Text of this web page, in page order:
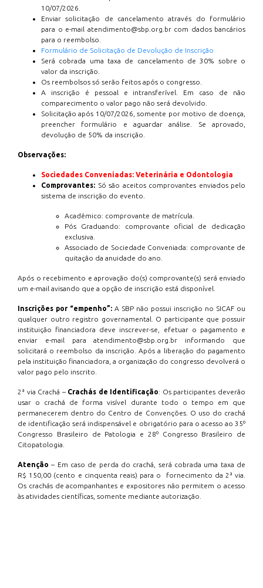
10/07/2026.
Enviar solicitação de cancelamento através do formulário
para o e-mail atendimento@sbp.org.br com dados bancários
para o reembolso.
Formulário de Solicitação de Devolução de Inscrição
Será cobrada uma taxa de cancelamento de 30% sobre o
valor da inscrição.
Os reembolsos só serão feitos após o congresso.
A inscrição é pessoal e intransferível. Em caso de não
comparecimento o valor pago não será devolvido.
Solicitação após 10/07/2026, somente por motivo de doença,
preencher formulário e aguardar análise. Se aprovado,
devolução de 50% da inscrição.
Observações:
Sociedades Conveniadas: Veterinária e Odontologia
Comprovantes: Só são aceitos comprovantes enviados pelo
sistema de inscrição do evento.
Acadêmico: comprovante de matrícula.
Pós Graduando: comprovante oficial de dedicação
exclusiva.
Associado de Sociedade Conveniada: comprovante de
quitação da anuidade do ano.
Após o recebimento e aprovação do(s) comprovante(s) será enviado
um e-mail avisando que a opção de inscrição está disponível.
Inscrições por “empenho”: A SBP não possui inscrição no SICAF ou
qualquer outro registro governamental. O participante que possuir
instituição financiadora deve inscrever-se, efetuar o pagamento e
enviar e-mail para atendimento@sbp.org.br informando que
solicitará o reembolso da inscrição. Após a liberação do pagamento
pela instituição financiadora, a organização do congresso devolverá o
valor pago pelo inscrito.
2ª via Crachá – Crachás de Identificação: Os participantes deverão
usar o crachá de forma visível durante todo o tempo em que
permanecerem dentro do Centro de Convenções. O uso do crachá
de identificação será indispensável e obrigatório para o acesso ao 35º
Congresso Brasileiro de Patologia e 28º Congresso Brasileiro de
Citopatologia.
Atenção – Em caso de perda do crachá, será cobrada uma taxa de
R$ 150,00 (cento e cinquenta reais) para o fornecimento da 2ª via.
Os crachás de acompanhantes e expositores não permitem o acesso
às atividades científicas, somente mediante autorização.